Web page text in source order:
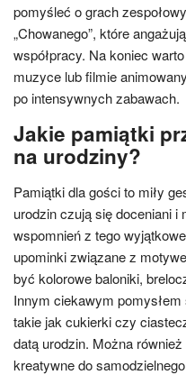
pomyśleć o grach
„Chowanego”, które
współpracy. Na koniec
muzyce lub filmie
po intensywnych zabawach.
Jakie pamiątki
na urodziny?
Pamiątki dla gości to miły
urodzin czują się doceniani
wspomnień z tego
upominki związane z
być kolorowe baloniki,
Innym ciekawym
takie jak cukierki czy
datą urodzin. Można
kreatywne do